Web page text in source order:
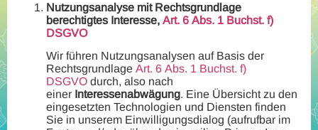
Nutzungsanalyse mit Rechtsgrundlage
berechtigtes Interesse, Art. 6 Abs. 1 Buchst. f)
DSGVO
Wir führen Nutzungsanalysen auf Basis der
Rechtsgrundlage Art. 6 Abs. 1 Buchst. f)
DSGVO durch, also nach
einer Interessenabwägung. Eine Übersicht zu den
eingesetzten Technologien und Diensten finden
Sie in unserem Einwilligungsdialog (aufrufbar im